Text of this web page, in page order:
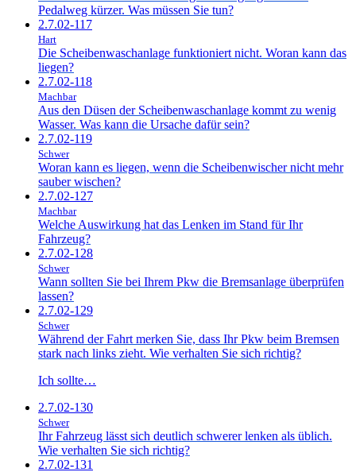
Pedalweg kürzer. Was müssen Sie tun?
2.7.02-117
Hart
Die Scheibenwaschanlage funktioniert nicht. Woran kann das
liegen?
2.7.02-118
Machbar
Aus den Düsen der Scheibenwaschanlage kommt zu wenig
Wasser. Was kann die Ursache dafür sein?
2.7.02-119
Schwer
Woran kann es liegen, wenn die Scheibenwischer nicht mehr
sauber wischen?
2.7.02-127
Machbar
Welche Auswirkung hat das Lenken im Stand für Ihr
Fahrzeug?
2.7.02-128
Schwer
Wann sollten Sie bei Ihrem Pkw die Bremsanlage überprüfen
lassen?
2.7.02-129
Schwer
Während der Fahrt merken Sie, dass Ihr Pkw beim Bremsen
stark nach links zieht. Wie verhalten Sie sich richtig?
Ich sollte…
2.7.02-130
Schwer
Ihr Fahrzeug lässt sich deutlich schwerer lenken als üblich.
Wie verhalten Sie sich richtig?
2.7.02-131